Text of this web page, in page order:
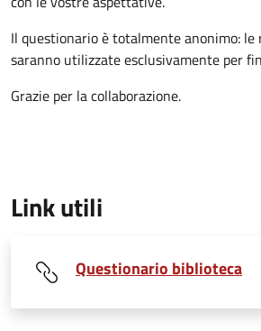
Il questionario è totalmente anonimo:
saranno utilizzate esclusivamente per
Grazie per la collaborazione.
Link utili
Questionario biblioteca